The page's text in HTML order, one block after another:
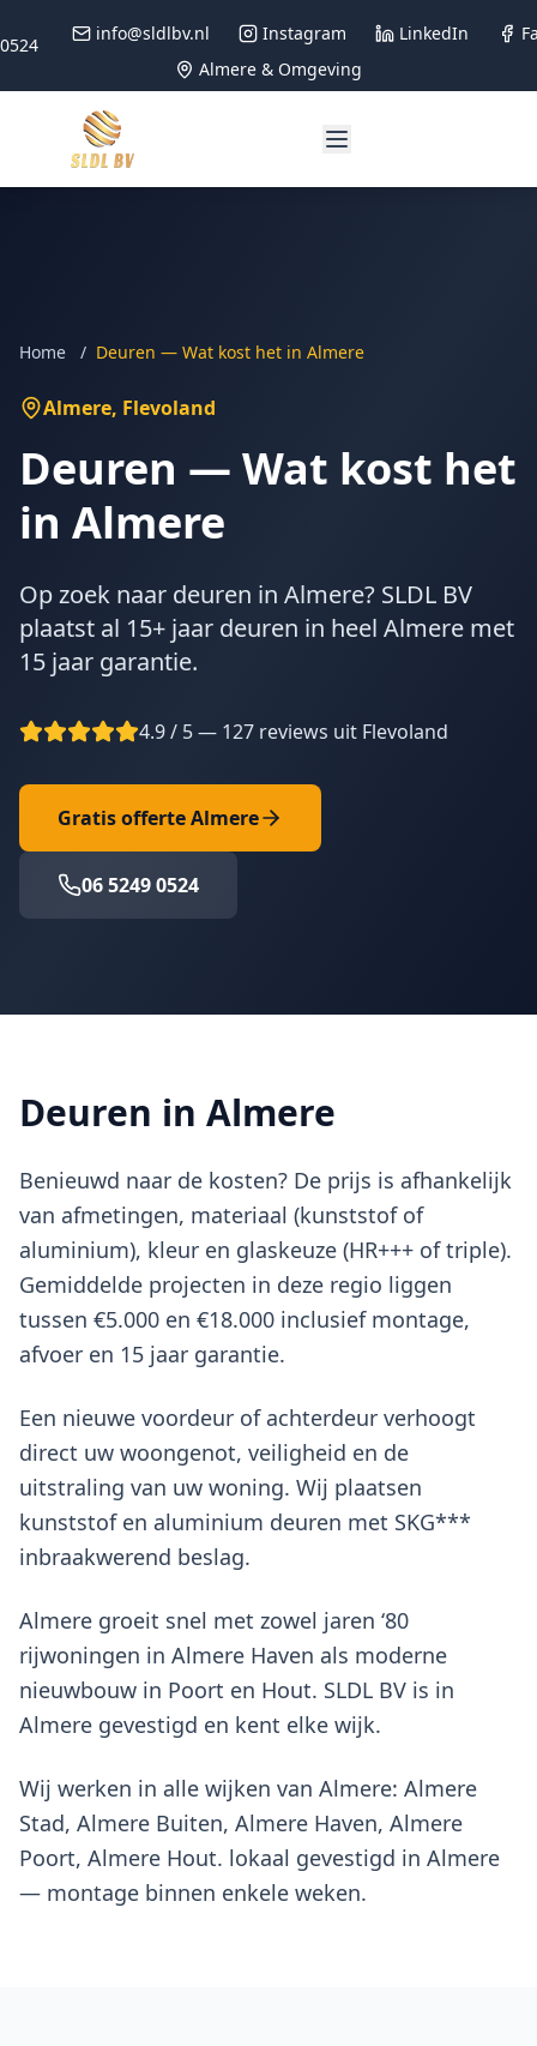
info@sldlbv.nl Instagram LinkedIn
Almere & Omgeving
Home / Deuren — Wat kost het in Almere
Almere, Flevoland
Deuren — Wat kost het
in Almere
Op zoek naar deuren in Almere? SLDL BV
plaatst al 15+ jaar deuren in heel Almere met
15 jaar garantie.
4.9 / 5 — 127 reviews uit Flevoland
Gratis offerteAlmere
06 5249 0524
Deuren in Almere
Benieuwd naar de kosten? De prijs is afhankelijk
van afmetingen, materiaal (kunststof of
aluminium), kleur en glaskeuze (HR+++ of triple).
Gemiddelde projecten in deze regio liggen
tussen €5.000 en €18.000 inclusief montage,
afvoer en 15 jaar garantie.
Een nieuwe voordeur of achterdeur verhoogt
direct uw woongenot, veiligheid en de
uitstraling van uw woning. Wij plaatsen
kunststof en aluminium deuren met SKG***
inbraakwerend beslag.
Almere groeit snel met zowel jaren ‘80
rijwoningen in Almere Haven als moderne
nieuwbouw in Poort en Hout. SLDL BV is in
Almere gevestigd en kent elke wijk.
Wij werken in alle wijken van Almere: Almere
Stad, Almere Buiten, Almere Haven, Almere
Poort, Almere Hout. lokaal gevestigd in Almere
— montage binnen enkele weken.